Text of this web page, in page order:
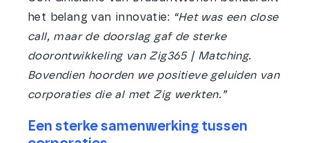
het belang van innovatie: “Het was een close
call, maar de doorslag gaf de sterke
doorontwikkeling van Zig365 | Matching.
Bovendien hoorden we positieve geluiden van
corporaties die al met Zig werkten.”
Een sterke samenwerking tussen